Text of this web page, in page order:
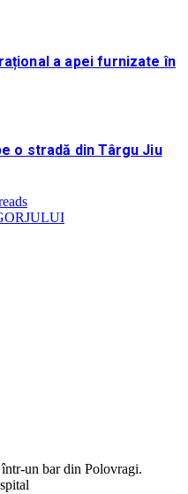
a apei furnizate în
o stradă din Târgu Jiu
într-un bar din Polovragi.